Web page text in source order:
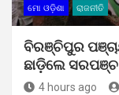
ମୋ ଓଡ଼ିଶା ରାଜନୀତି
ବିରଞ୍ଚିପୁର
ଛାଡ଼ିଲେ ସରପଞ୍ଚ
4 hours ago